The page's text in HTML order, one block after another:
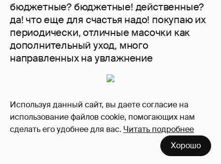
Используя данный сайт, вы даете согласие на
использование файлов cookie, помогающих нам
сделать его удобнее для вас. Читать подробнее
Хорошо
бюджетные? бюджетные! действенные?
да! что еще для счастья надо! покупаю их
периодически, отличные масочки как
дополнительный уход, много
направленных на увлажнение
тканевые маски kracie
я наслышана, что почти все японские/
корейские тканевые маски дают